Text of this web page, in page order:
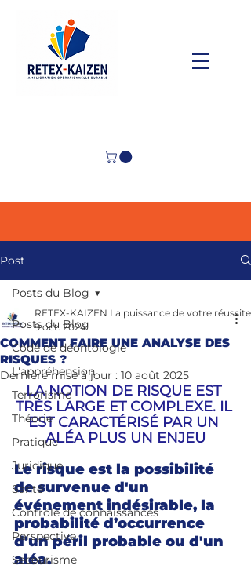
Post
Posts du Blog
Code de déontologie
L'appréhension
Terrorisme
Théorie
Pratique
Juridique
Santé
Contrôle de connaissances
Perspective
Secourisme
Posts du Blog
COMMENT FAIRE UNE ANALYSE DES
RISQUES ?
RETEX-KAIZEN La puissance de votre réussite
9 oct. 2024
Dernière mise à jour : 10 août 2025
LA NOTION DE RISQUE EST
TRÈS LARGE ET COMPLEXE. IL
EST CARACTÉRISÉ PAR UN
ALÉA PLUS UN ENJEU
Le risque est la possibilité
de survenue d'un
événement indésirable, la
probabilité d’occurrence
d'un péril probable ou d'un
aléa.